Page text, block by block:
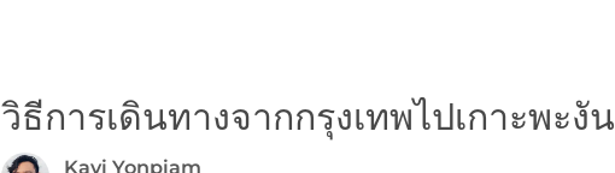
วิธีการเดินทางจากกรุงเทพไปเกาะพะงัน
Kavi Yonpiam